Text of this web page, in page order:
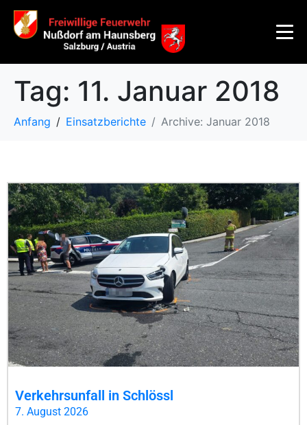
Tag: 11. Januar 2018
Anfang Einsatzberichte Archive: Januar 2018
Verkehrsunfall in Schlössl
7. August 2026